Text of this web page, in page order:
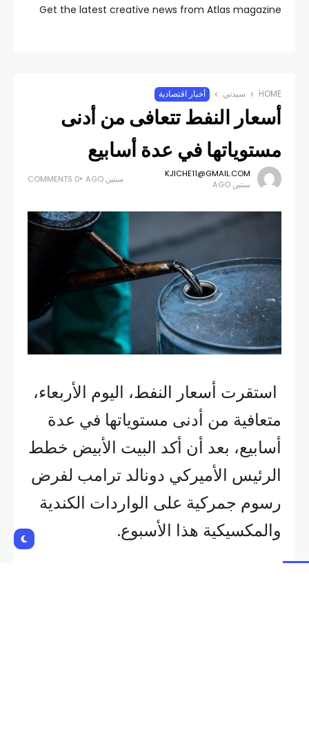
Get the latest creative news from Atlas magazine
HOME سيدتي أخبار اقتصادية
أسعار النفط تتعافى من أدنى
مستوياتها في عدة أسابيع
KJICHE11@GMAIL.COM
سنتين AGO
سنتين AGO 0 COMMENTS
استقرت أسعار النفط، اليوم الأربعاء،
متعافية من أدنى مستوياتها في عدة
أسابيع، بعد أن أكد البيت الأبيض خطط
الرئيس الأميركي دونالد ترامب لفرض
رسوم جمركية على الواردات الكندية
والمكسيكية هذا الأسبوع.